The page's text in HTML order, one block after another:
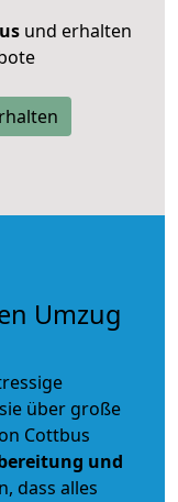
und erhalten
Umzug
über große
Cottbus
und
dass alles